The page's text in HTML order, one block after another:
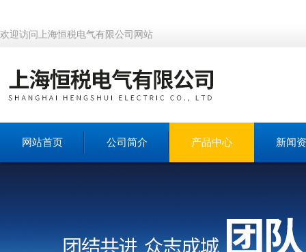
欢迎访问上海恒税电气有限公司网站
网站首页 公司简介 产品中心 新闻